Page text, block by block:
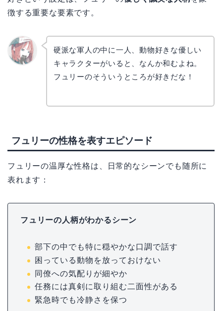
徴する重要な要素です。
硬派な軍人の中に一人、動物好きな優しい
キャラクターがいると、なんか和むよね。
フュリーのそういうところが好きだな！
フュリーの性格を表すエピソード
フュリーの温厚な性格は、日常的なシーンでも随所に
表れます：
フュリーの人柄がわかるシーン
部下の中でも特に穏やかな口調で話す
困っている動物を放っておけない
同僚への気配りが細やか
任務には真剣に取り組む二面性がある
緊急時でも冷静さを保つ